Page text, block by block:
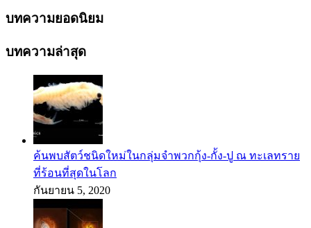
บทความยอดนิยม
บทความล่าสุด
ค้นพบสัตว์ชนิดใหม่ในกลุ่มจำพวกกุ้ง-กั้ง-ปู ณ ทะเลทราย
ที่ร้อนที่สุดในโลก
กันยายน 5, 2020